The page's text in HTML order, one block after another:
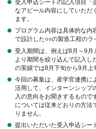
受入申込シートの記入項目「
なアピール内容にしていただ
ます。
プログラム内容は具体的な
で設計した○○の製造工程のラ
受入期間は、例えば8月～9月
より期間を絞り込んで記入し
の実績では8月下旬から9月上
今回の募集は、産学官連携に
活用して、インターンシップ
入の意向をお聞きするもの
については従来どおりの方法
りません。
提出いただいた受入申込シー